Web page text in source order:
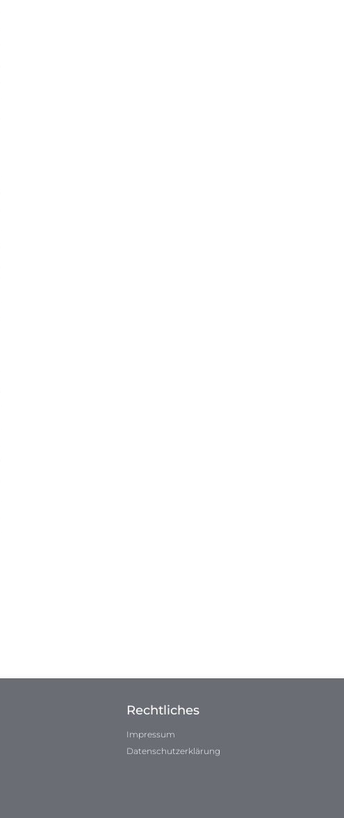
Rechtliches
Impressum
Datenschutzerklärung